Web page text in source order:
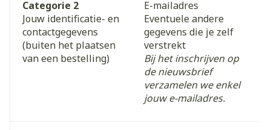
Categorie 2
Jouw identificatie- en
contactgegevens
(buiten het plaatsen
van een bestelling)
E-mailadres
Eventuele andere
gegevens die je zelf
verstrekt
Bij het inschrijven op
de nieuwsbrief
verzamelen we enkel
jouw e-mailadres.